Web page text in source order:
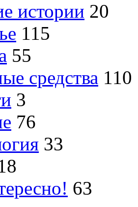
истории 20
115
55
средства 110
3
76
33
63